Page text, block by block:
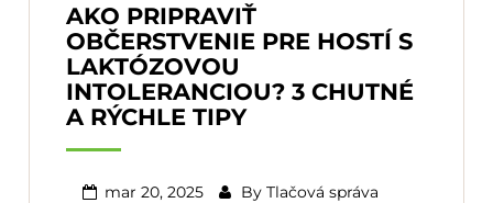
AKO PRIPRAVIŤ
OBČERSTVENIE PRE HOSTÍ S
LAKTÓZOVOU
INTOLERANCIOU? 3 CHUTNÉ
A RÝCHLE TIPY
mar 20, 2025 By Tlačová správa